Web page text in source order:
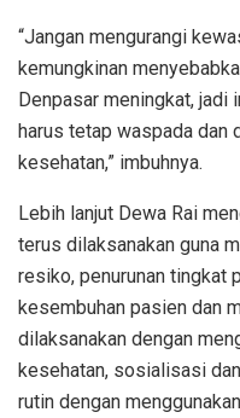
“Jangan mengurangi
kemungkinan
Denpasar meningkat, jadi
harus tetap waspada dan
kesehatan,” imbuhnya.
Lebih lanjut Dewa Rai
terus dilaksanakan guna
resiko, penurunan tingkat
kesembuhan pasien dan
dilaksanakan dengan
kesehatan, sosialisasi
rutin dengan